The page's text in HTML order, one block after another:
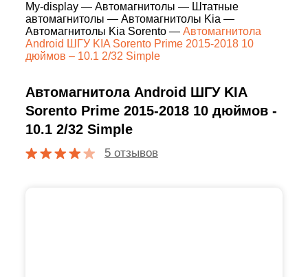
My-display — Автомагнитолы — Штатные
автомагнитолы — Автомагнитолы Kia —
Автомагнитолы Kia Sorento — Автомагнитола
Android ШГУ KIA Sorento Prime 2015-2018 10
дюймов – 10.1 2/32 Simple
Автомагнитола Android ШГУ KIA
Sorento Prime 2015-2018 10 дюймов -
10.1 2/32 Simple
5 отзывов